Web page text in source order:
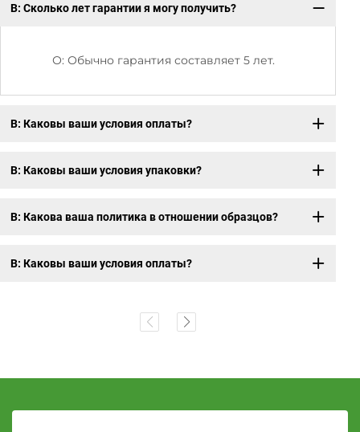
В: Сколько лет гарантии я могу получить?
О: Обычно гарантия составляет 5 лет.
В: Каковы ваши условия оплаты?
В: Каковы ваши условия упаковки?
В: Какова ваша политика в отношении образцов?
В: Каковы ваши условия оплаты?